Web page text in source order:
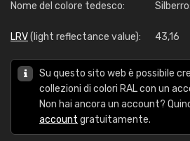
Nome del colore tedesco:
LRV(light reflectance value): 43,16
Su questo sito web è possibile
collezioni di colori RAL con un
Non hai ancora un account?
account gratuitamente.